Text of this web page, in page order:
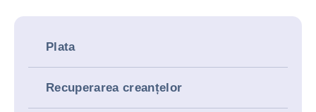
Plata
Recuperarea creanțelor